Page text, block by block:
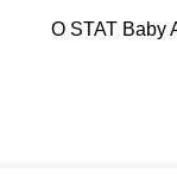
O STAT Baby